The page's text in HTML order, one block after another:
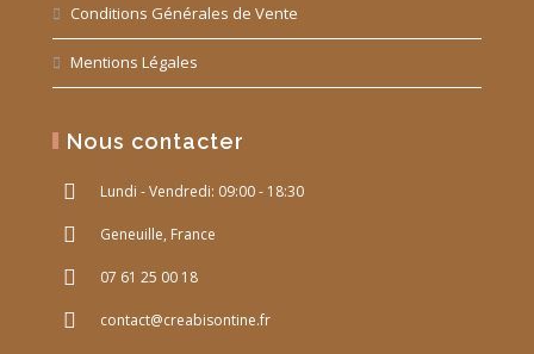
Conditions Générales de Vente
Mentions Légales
Nous contacter
Lundi - Vendredi: 09:00 - 18:30
Geneuille, France
07 61 25 00 18
contact@creabisontine.fr